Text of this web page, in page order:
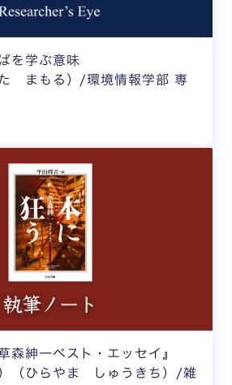
を学ぶ意味
まもる）/環境情報学部 専
森紳一ベスト・エッセイ』
（ひらやま しゅうきち）/雑